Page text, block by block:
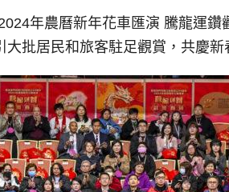
年農曆新年花車匯演 騰龍運
批居民和旅客駐足觀賞，共慶